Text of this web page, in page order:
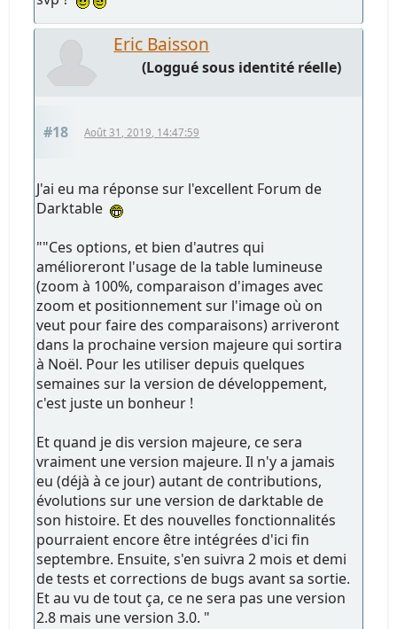
Eric Baisson
(Loggué sous identité réelle)
#18 Août 31, 2019, 14:47:59
J'ai eu ma réponse sur l'excellent Forum de
Darktable
""Ces options, et bien d'autres qui
amélioreront l'usage de la table lumineuse
(zoom à 100%, comparaison d'images avec
zoom et positionnement sur l'image où on
veut pour faire des comparaisons) arriveront
dans la prochaine version majeure qui sortira
à Noël. Pour les utiliser depuis quelques
semaines sur la version de développement,
c'est juste un bonheur !
Et quand je dis version majeure, ce sera
vraiment une version majeure. Il n'y a jamais
eu (déjà à ce jour) autant de contributions,
évolutions sur une version de darktable de
son histoire. Et des nouvelles fonctionnalités
pourraient encore être intégrées d'ici fin
septembre. Ensuite, s'en suivra 2 mois et demi
de tests et corrections de bugs avant sa sortie.
Et au vu de tout ça, ce ne sera pas une version
2.8 mais une version 3.0. "